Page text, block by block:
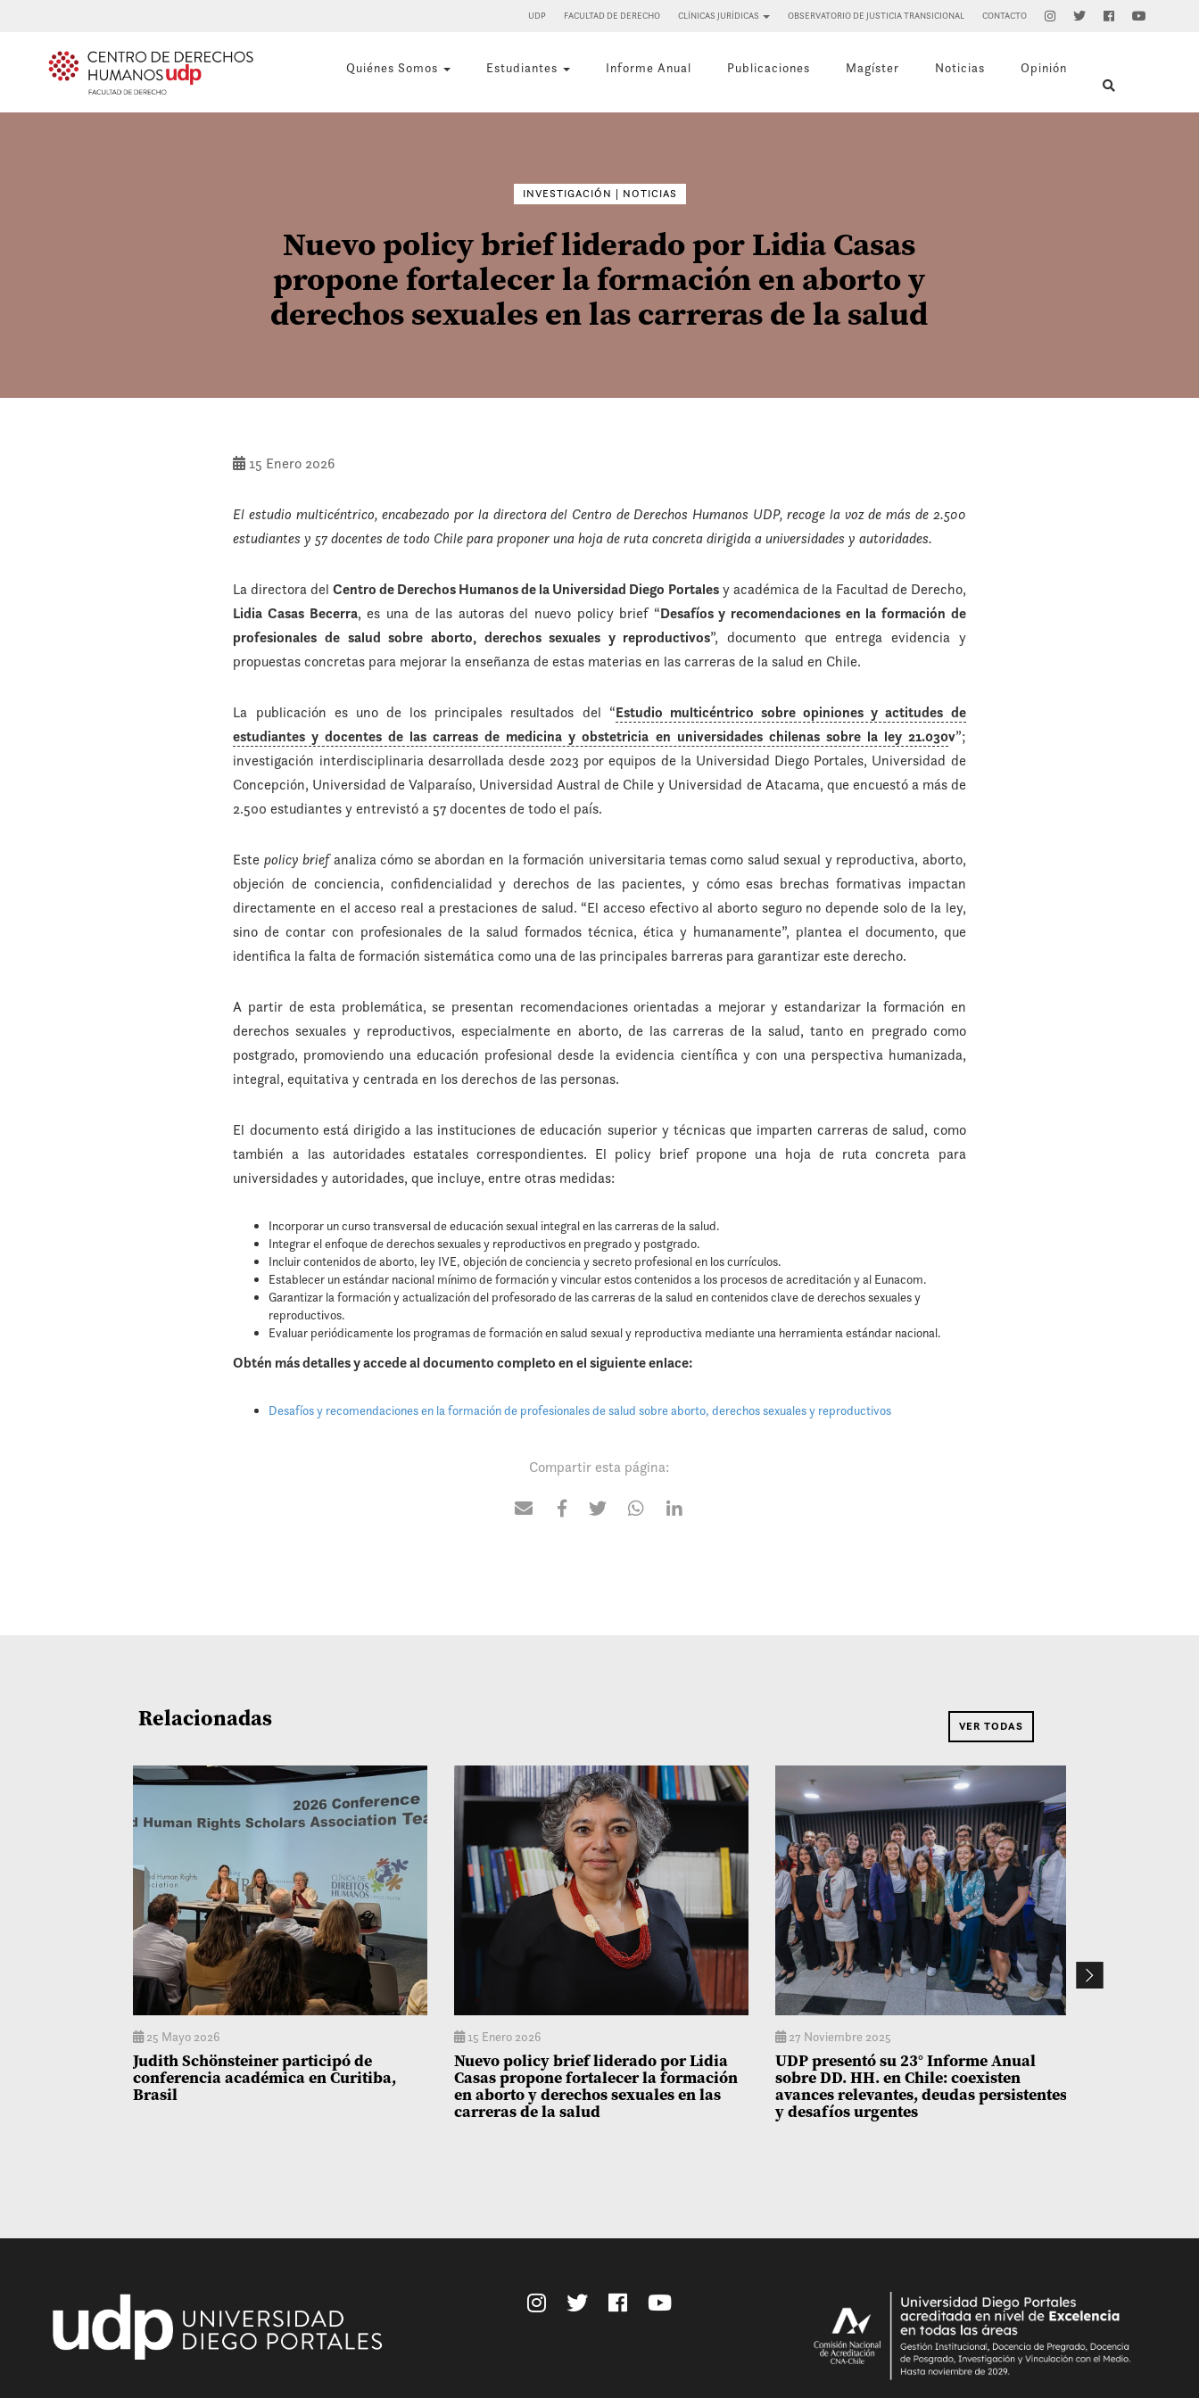
UDP FACULTAD DE DERECHO CLÍNICAS JURÍDICAS OBSERVATORIO DE JUSTICIA TRANSICIONAL CONTACTO
Quiénes Somos Estudiantes Informe Anual Publicaciones Magíster Noticias Opinión
INVESTIGACIÓN | NOTICIAS
Nuevo policy brief liderado por Lidia Casas
propone fortalecer la formación en aborto y
derechos sexuales en las carreras de la salud
15 Enero 2026
El estudio multicéntrico, encabezado por la directora del Centro de Derechos Humanos UDP, recoge la voz de más de 2.500
estudiantes y 57 docentes de todo Chile para proponer una hoja de ruta concreta dirigida a universidades y autoridades.
La directora delCentro de Derechos Humanos de la Universidad Diego Portalesy académica de la Facultad de Derecho,
Lidia Casas Becerra, es una de las autoras del nuevo policy brief “Desafíos y recomendaciones en la formación de
profesionales de salud sobre aborto, derechos sexuales y reproductivos”, documento que entrega evidencia y
propuestas concretas para mejorar la enseñanza de estas materias en las carreras de la salud en Chile.
La publicación es uno de los principales resultados del “Estudio multicéntrico sobre opiniones y actitudes de
estudiantes y docentes de las carreas de medicina y obstetricia en universidades chilenas sobre la ley 21.030v”;
investigación interdisciplinaria desarrollada desde 2023 por equipos de la Universidad Diego Portales, Universidad de
Concepción, Universidad de Valparaíso, Universidad Austral de Chile y Universidad de Atacama, que encuestó a más de
2.500 estudiantes y entrevistó a 57 docentes de todo el país.
Este policy briefanaliza cómo se abordan en la formación universitaria temas como salud sexual y reproductiva, aborto,
objeción de conciencia, confidencialidad y derechos de las pacientes, y cómo esas brechas formativas impactan
directamente en el acceso real a prestaciones de salud. “El acceso efectivo al aborto seguro no depende solo de la ley,
sino de contar con profesionales de la salud formados técnica, ética y humanamente”, plantea el documento, que
identifica la falta de formación sistemática como una de las principales barreras para garantizar este derecho.
A partir de esta problemática, se presentan recomendaciones orientadas a mejorar y estandarizar la formación en
derechos sexuales y reproductivos, especialmente en aborto, de las carreras de la salud, tanto en pregrado como
postgrado, promoviendo una educación profesional desde la evidencia científica y con una perspectiva humanizada,
integral, equitativa y centrada en los derechos de las personas.
El documento está dirigido a las instituciones de educación superior y técnicas que imparten carreras de salud, como
también a las autoridades estatales correspondientes. El policy brief propone una hoja de ruta concreta para
universidades y autoridades, que incluye, entre otras medidas:
Incorporar un curso transversal de educación sexual integral en las carreras de la salud.
Integrar el enfoque de derechos sexuales y reproductivos en pregrado y postgrado.
Incluir contenidos de aborto, ley IVE, objeción de conciencia y secreto profesional en los currículos.
Establecer un estándar nacional mínimo de formación y vincular estos contenidos a los procesos de acreditación y al Eunacom.
Garantizar la formación y actualización del profesorado de las carreras de la salud en contenidos clave de derechos sexuales y
reproductivos.
Evaluar periódicamente los programas de formación en salud sexual y reproductiva mediante una herramienta estándar nacional.
Obtén más detalles y accede al documento completo en el siguiente enlace:
Desafíos y recomendaciones en la formación de profesionales de salud sobre aborto, derechos sexuales y reproductivos
Compartir esta página:
Relacionadas VER TODAS
25 Mayo 2026
Judith Schönsteiner participó de
conferencia académica en Curitiba,
Brasil
15 Enero 2026
Nuevo policy brief liderado por Lidia
Casas propone fortalecer la formación
en aborto y derechos sexuales en las
carreras de la salud
27 Noviembre 2025
UDP presentó su 23° Informe Anual
sobre DD. HH. en Chile: coexisten
avances relevantes, deudas persistentes
y desafíos urgentes